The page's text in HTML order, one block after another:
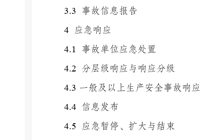
3.3 事故信息报告
4
应急响应
4.1 事故单位应急处置
4.2 分层级响应与响应分级
4.3 一般及以上生产安全事故响应
4.4 信息发布
4.5
应急暂停、扩大与结束